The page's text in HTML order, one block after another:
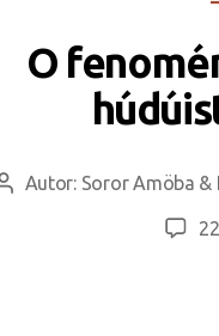
O
AutorAutor: Soror Amöba &